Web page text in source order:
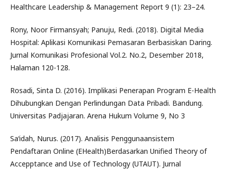
Healthcare Leadership & Management Report 9 (1): 23–24.
Rony, Noor Firmansyah; Panuju, Redi. (2018). Digital Media
Hospital: Aplikasi Komunikasi Pemasaran Berbasiskan Daring.
Jurnal Komunikasi Profesional Vol.2. No.2, Desember 2018,
Halaman 120-128.
Rosadi, Sinta D. (2016). Implikasi Penerapan Program E-Health
Dihubungkan Dengan Perlindungan Data Pribadi. Bandung.
Universitas Padjajaran. Arena Hukum Volume 9, No 3
Sa‘idah, Nurus. (2017). Analisis Penggunaansistem
Pendaftaran Online (EHealth)Berdasarkan Unified Theory of
Accepptance and Use of Technology (UTAUT). Jurnal